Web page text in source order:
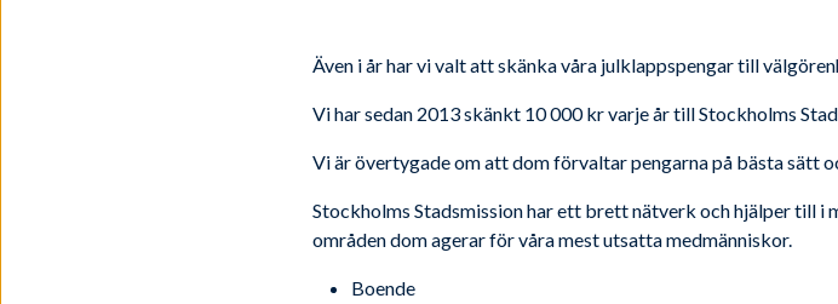
Även i år har vi valt att skänka våra julklappspengar till
Vi har sedan 2013 skänkt 10 000 kr varje år till Stockholms
Vi är övertygade om att dom förvaltar pengarna på bästa sätt
Stockholms Stadsmission har ett brett nätverk och hjälper till i
områden dom agerar för våra mest utsatta medmänniskor.
Boende